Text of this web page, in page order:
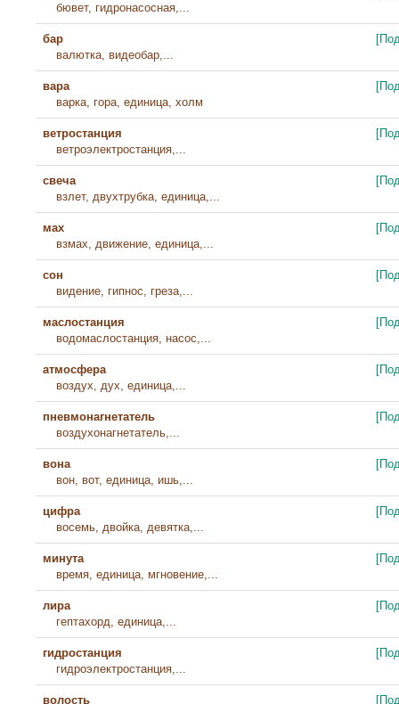
бювет, гидронасосная,...
бар
валютка, видеобар,...
вара
варка, гора, единица, холм
ветростанция
ветроэлектростанция,...
свеча
взлет, двухтрубка, единица,...
мах
взмах, движение, единица,...
сон
видение, гипнос, греза,...
маслостанция
водомаслостанция, насос,...
атмосфера
воздух, дух, единица,...
пневмонагнетатель
воздухонагнетатель,...
вона
вон, вот, единица, ишь,...
цифра
восемь, двойка, девятка,...
минута
время, единица, мгновение,...
лира
гептахорд, единица,...
гидростанция
гидроэлектростанция,...
волость